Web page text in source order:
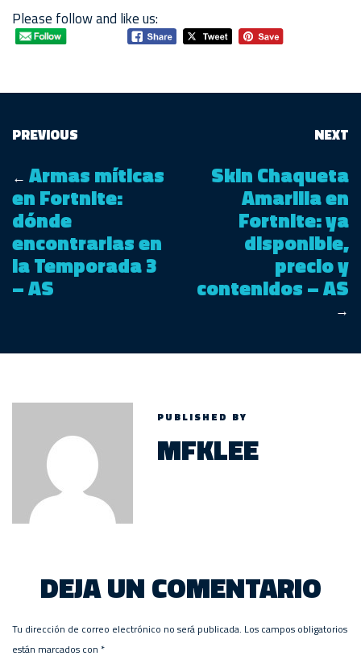
Please follow and like us:
PREVIOUS
← Armas míticas
en Fortnite:
dónde
encontrarlas en
la Temporada 3
– AS
NEXT
Skin Chaqueta
Amarilla en
Fortnite: ya
disponible,
precio y
contenidos – AS
→
PUBLISHED BY
MFKLEE
DEJA UN COMENTARIO
Tu dirección de correo electrónico no será publicada. Los campos obligatorios
están marcados con *